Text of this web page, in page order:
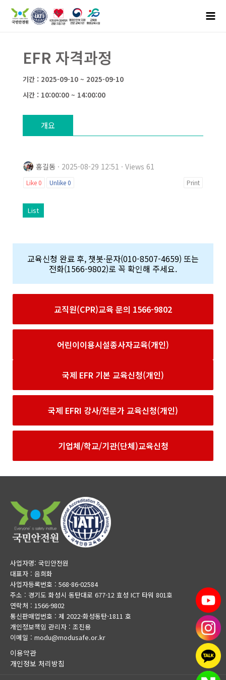
EFR 자격과정
기간 : 2025-09-10 ~ 2025-09-10
시간 : 10:00:00 ~ 14:00:00
개요
홍길동 · 2025-08-29 12:51 · Views 61
Like 0 Unlike0 Print
List
교육신청 완료 후, 챗봇·문자(010-8507-4659) 또는
전화(1566-9802)로 꼭 확인해 주세요.
교직원(CPR)교육 문의 1566-9802
어린이이용시설종사자교육(개인)
국제 EFR 기본 교육신청(개인)
국제 EFRI 강사/전문가 교육신청(개인)
기업체/학교/기관(단체)교육신청
사업자명: 국민안전원
대표자 : 음희화
사업자등록번호 : 568-86-02584
주소 : 경기도 화성시 동탄대로 677-12 효성 ICT 타워 801호
연락처 : 1566-9802
통신판매업번호 : 제 2022-화성동탄-1811 호
개인정보책임 관리자 : 조진용
이메일 : modu@modusafe.or.kr
이용약관
개인정보 처리방침